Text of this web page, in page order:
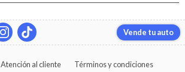
Vende tu auto
Atención al cliente Términos y condiciones